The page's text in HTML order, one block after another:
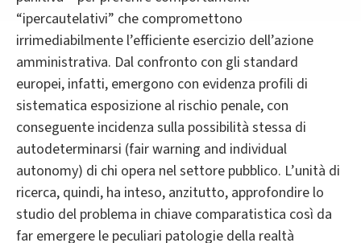
“ipercautelativi” che compromettono
irrimediabilmente l’efficiente esercizio dell’azione
amministrativa. Dal confronto con gli standard
europei, infatti, emergono con evidenza profili di
sistematica esposizione al rischio penale, con
conseguente incidenza sulla possibilità stessa di
autodeterminarsi (fair warning and individual
autonomy) di chi opera nel settore pubblico. L’unità di
ricerca, quindi, ha inteso, anzitutto, approfondire lo
studio del problema in chiave comparatistica così da
far emergere le peculiari patologie della realtà